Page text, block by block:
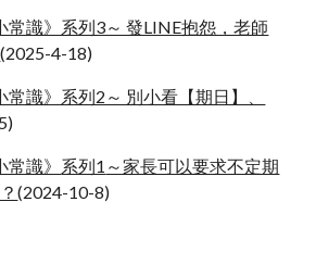
常識》系列3～ 發LINE抱怨，老師
(2025-4-18)
常識》系列2～ 別小看【期日】、
常識》 系列1 ～家長可以要求不定期
(2024-10-8)